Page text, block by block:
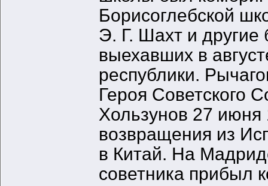
Борисоглебской
Э. Г. Шахт и
выехавших в
республики.
Героя Советского
Хользунов 27 июня
возвращения из
в Китай. На
советника прибыл